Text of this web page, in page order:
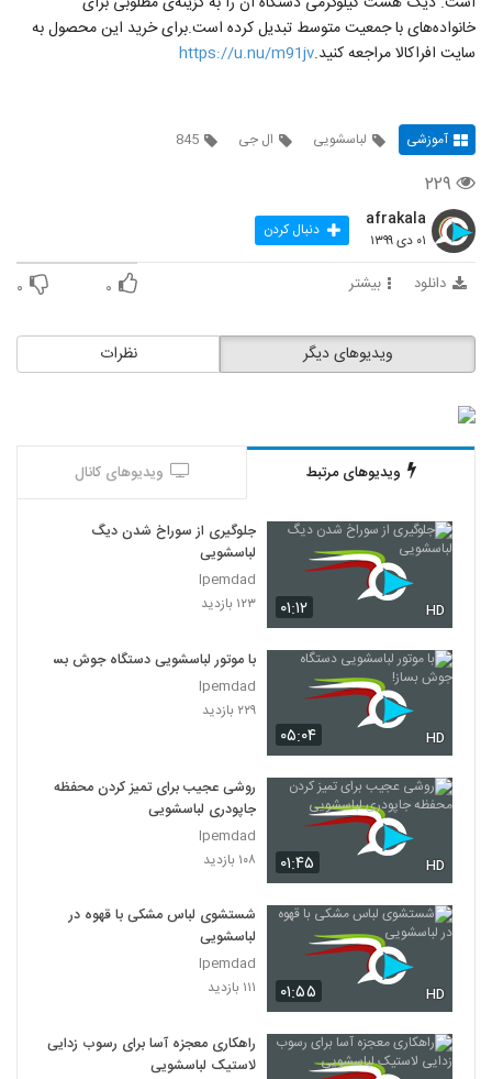
خانواده‌های با جمعیت متوسط تبدیل کرده است.برای خرید این محصول به
سایت افراکالا مراجعه کنید.https://u.nu/m91jv
آموزشی لباسشویی ال جی 845
۲۲۹
afrakala
۰۱ دی ۱۳۹۹ دنبال کردن
دانلود بیشتر ۰ ۰
نظرات ویدیوهای دیگر
ویدیوهای مرتبط ویدیوهای کانال
۰۱:۱۲ HD
جلوگیری از سوراخ شدن دیگ
لباسشویی
Ipemdad
۱۲۳ بازدید
۰۵:۰۴ HD
با موتور لباسشویی دستگاه جوش بساز!
Ipemdad
۲۲۹ بازدید
۰۱:۴۵ HD
روشی عجیب برای تمیز کردن محفظه
جاپودری لباسشویی
Ipemdad
۱۰۸ بازدید
۰۱:۵۵ HD
شستشوی لباس مشکی با قهوه در
لباسشویی
Ipemdad
۱۱۱ بازدید
راهکاری معجزه آسا برای رسوب زدایی
لاستیک لباسشویی